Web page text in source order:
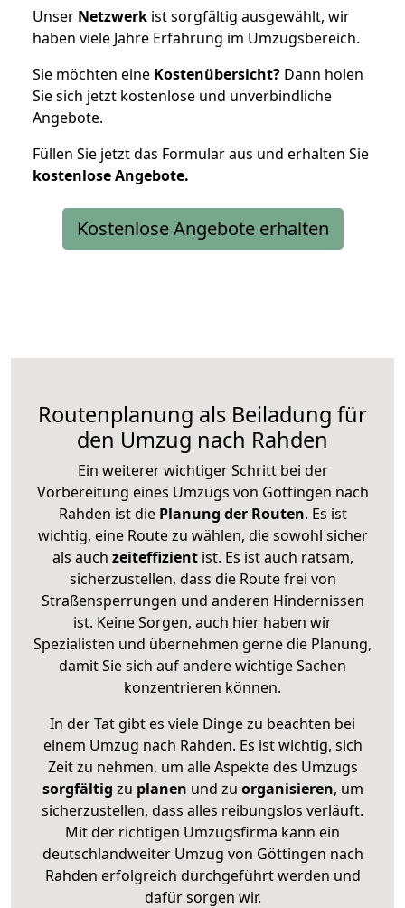
Unser Netzwerk ist sorgfältig ausgewählt, wir
haben viele Jahre Erfahrung im Umzugsbereich.
Sie möchten eine Kostenübersicht? Dann holen
Sie sich jetzt kostenlose und unverbindliche
Angebote.
Füllen Sie jetzt das Formular aus und erhalten Sie
kostenloseAngebote.
Kostenlose Angebote erhalten
Routenplanung als Beiladung für
den Umzug nach Rahden
Ein weiterer wichtiger Schritt bei der
Vorbereitung eines Umzugs von Göttingen nach
Rahden ist diePlanung der Routen. Es ist
wichtig, eine Route zu wählen, die sowohl sicher
als auch zeiteffizientist. Es ist auch ratsam,
sicherzustellen, dass die Route frei von
Straßensperrungen und anderen Hindernissen
ist. Keine Sorgen, auch hier haben wir
Spezialisten und übernehmen gerne die Planung,
damit Sie sich auf andere wichtige Sachen
konzentrieren können.
In der Tat gibt es viele Dinge zu beachten bei
einem Umzug nach Rahden. Es ist wichtig, sich
Zeit zu nehmen, um alle Aspekte des Umzugs
sorgfältig zu planen und zu organisieren, um
sicherzustellen, dass alles reibungslos verläuft.
Mit der richtigen Umzugsfirma kann ein
deutschlandweiter Umzug von Göttingen nach
Rahden erfolgreich durchgeführt werden und
dafür sorgen wir.